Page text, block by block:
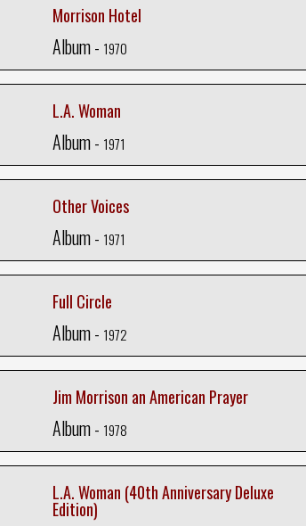
Morrison Hotel
Album - 1970
L.A. Woman
Album - 1971
Other Voices
Album - 1971
Full Circle
Album - 1972
Jim Morrison an American Prayer
Album - 1978
L.A. Woman (40th Anniversary Deluxe
Edition)